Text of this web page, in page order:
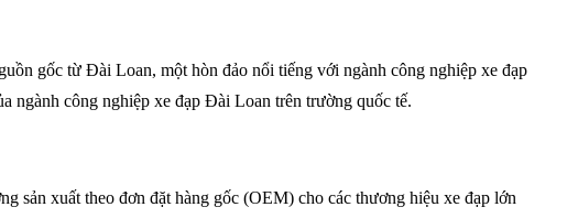
gốc từ Đài Loan, một hòn đảo nổi tiếng với ngành công nghiệp xe đạp
ngành công nghiệp xe đạp Đài Loan trên trường quốc tế.
sản xuất theo đơn đặt hàng gốc (OEM) cho các thương hiệu xe đạp lớn